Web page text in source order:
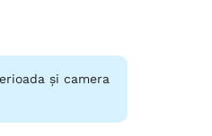
și camera